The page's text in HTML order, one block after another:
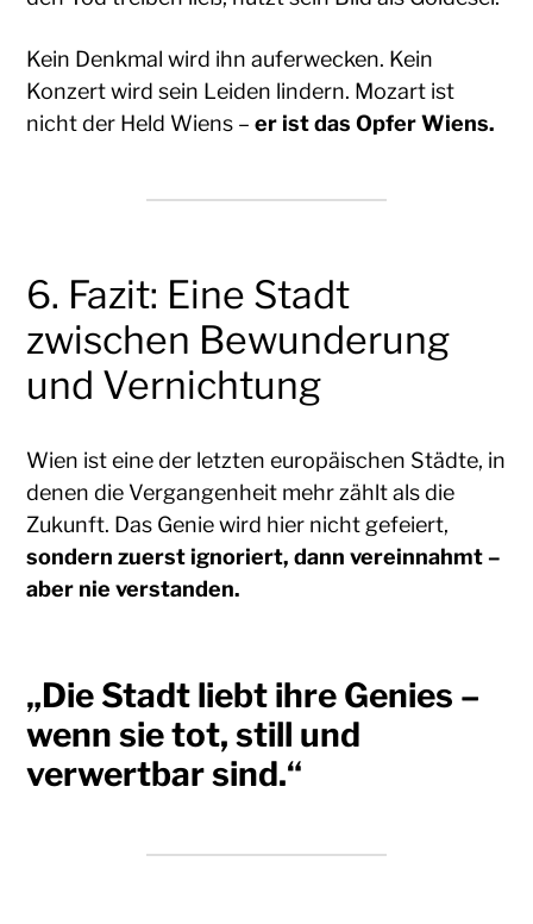
Kein Denkmal wird ihn auferwecken. Kein
Konzert wird sein Leiden lindern. Mozart ist
nicht der Held Wiens –er ist das Opfer Wiens.
6. Fazit: Eine Stadt
zwischen Bewunderung
und Vernichtung
Wien ist eine der letzten europäischen Städte, in
denen die Vergangenheit mehr zählt als die
Zukunft. Das Genie wird hier nicht gefeiert,
sondern zuerst ignoriert, dann vereinnahmt –
aber nie verstanden.
„Die Stadt liebt ihre Genies –
wenn sie tot, still und
verwertbar sind.“